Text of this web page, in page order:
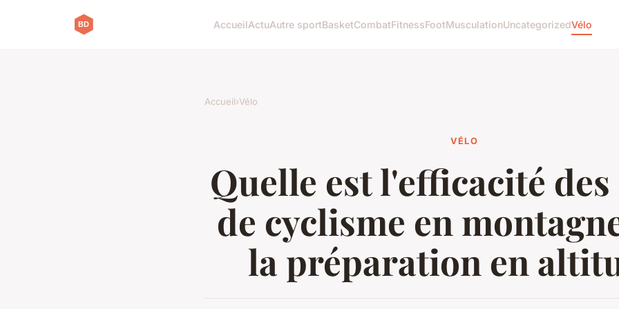
AccueilActuAutre sportBasketCombatFitnessFootMusculationUncategorizedVélo
Accueil›Vélo
VÉLO
Quelle est l'efficacité des
de cyclisme en
la préparation en